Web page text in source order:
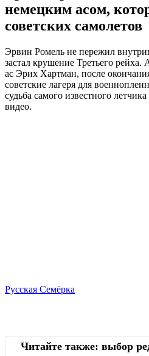
немецким асом,
советских самолетов
Эрвин Ромель не пережил
застал крушение Третьего
ас Эрих Хартман, после
советские лагеря для
судьба самого известного
видео.
Русская Семёрка
Читайте также: выбор